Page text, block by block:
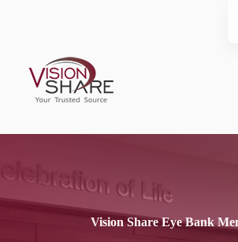
Vision Share Eye Bank